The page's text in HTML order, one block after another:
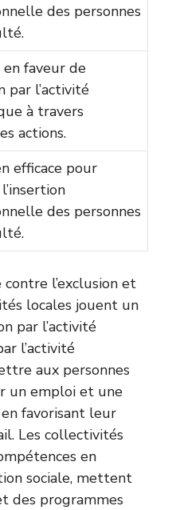
des personnes
faveur de
par l’activité
à travers
actions.
efficace pour
des personnes
l’exclusion et
locales jouent un
par l’activité
l’activité
aux personnes
un emploi et une
favorisant leur
Les collectivités
en
sociale, mettent
des programmes